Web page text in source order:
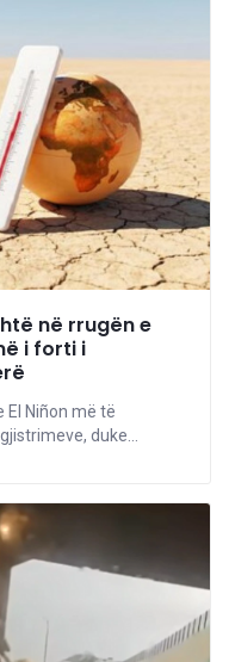
në rrugën e
i forti i
El Niñon më të
duke...